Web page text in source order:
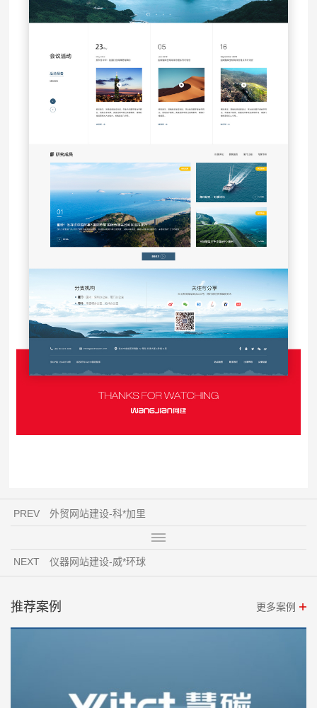
PREV 外贸网站建设-科*加里
NEXT 仪器网站建设-威*环球
推荐案例 更多案例